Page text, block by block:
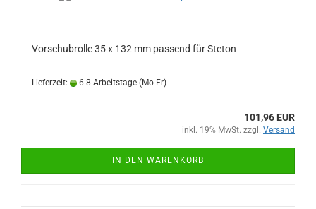
Vorschubrolle 35 x 132 mm passend für Steton
Lieferzeit: 6-8 Arbeitstage (Mo-Fr)
101,96 EUR
inkl. 19% MwSt. zzgl. Versand
IN DEN WARENKORB